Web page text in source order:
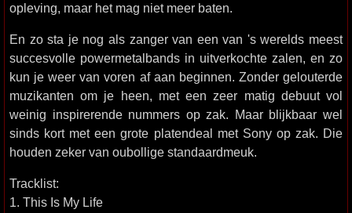
opleving, maar het mag niet meer baten.
En zo sta je nog als zanger van een van 's werelds meest
succesvolle powermetalbands in uitverkochte zalen, en zo
kun je weer van voren af aan beginnen. Zonder gelouterde
muzikanten om je heen, met een zeer matig debuut vol
weinig inspirerende nummers op zak. Maar blijkbaar wel
sinds kort met een grote platendeal met Sony op zak. Die
houden zeker van oubollige standaardmeuk.
Tracklist:
1. This Is My Life